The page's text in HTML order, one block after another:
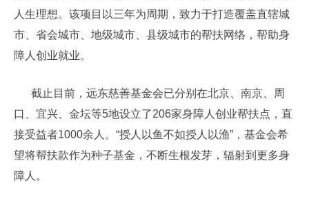
人生理想。该项目以三年为周期，致力于打造覆盖直辖城
市、省会城市、地级城市、县级城市的帮扶网络，帮助身
障人创业就业。
截止目前，远东慈善基金会已分别在北京、南京、周
口、宜兴、金坛等5地设立了206家身障人创业帮扶点，直
接受益者1000余人。“授人以鱼不如授人以渔”，基金会希
望将帮扶款作为种子基金，不断生根发芽，辐射到更多身
障人。